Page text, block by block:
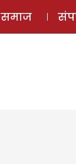
समाज